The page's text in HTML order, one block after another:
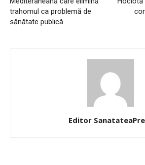
trahomul ca problemă de
sănătate publică
Editor